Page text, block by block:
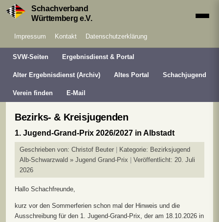
Schachverband
Württemberg e.V.
Impressum Kontakt Datenschutzerklärung
SVW-Seiten Ergebnisdienst & Portal
Alter Ergebnisdienst (Archiv) Altes Portal Schachjugend
Verein finden E-Mail
Bezirks- & Kreisjugenden
1. Jugend-Grand-Prix 2026/2027 in Albstadt
Geschrieben von: Christof Beuter Kategorie: Bezirksjugend
Alb-Schwarzwald » Jugend Grand-Prix
Veröffentlicht: 20. Juli
2026
Hallo Schachfreunde,
kurz vor den Sommerferien schon mal der Hinweis und die
Ausschreibung für den 1. Jugend-Grand-Prix, der am 18.10.2026 in